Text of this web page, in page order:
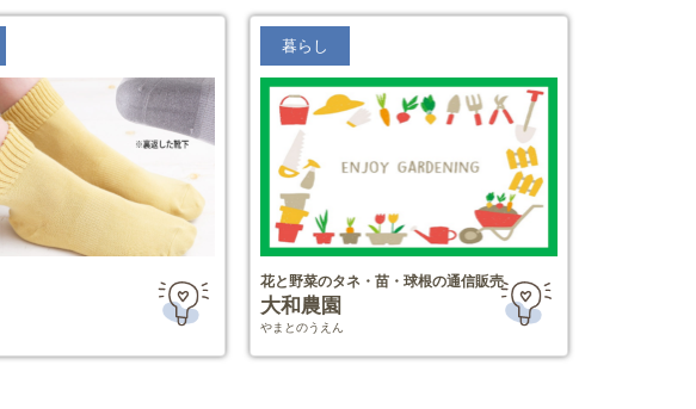
暮らし
花と野菜のタネ・苗・球根の通信販売
大和農園
やまとのうえん